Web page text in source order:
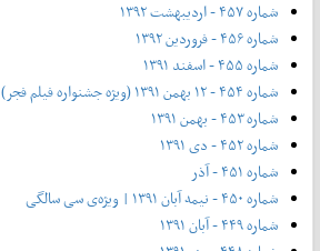
شماره ۴۵۷ - اردیبهشت ۱۳۹۲
شماره ۴۵۶ - فروردین ۱۳۹۲
شماره ۴۵۵ - اسفند ۱۳۹۱
شماره ۴۵۴ - ۱۲ بهمن ۱۳۹۱ (ویژه جشنواره فیلم فجر)
شماره ۴۵۳ - بهمن ۱۳۹۱
شماره ۴۵۲ - دی ۱۳۹۱
شماره ۴۵۱ - آذر
شماره ۴۵۰ - نیمه آبان ۱۳۹۱ | ویژه‌ی سی سالگی
شماره ۴۴۹ - آبان ۱۳۹۱